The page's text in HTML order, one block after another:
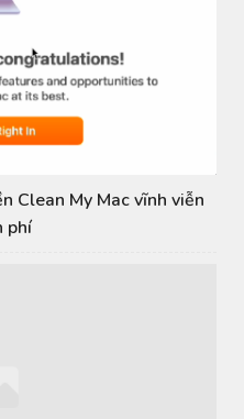
Clean My Mac vĩnh viễn
phí